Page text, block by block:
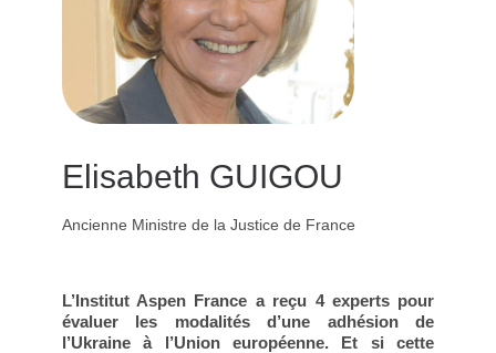
Elisabeth GUIGOU
Ancienne Ministre de la Justice de France
L’Institut Aspen France a reçu 4 experts pour
évaluer les modalités d’une adhésion de
l’Ukraine à l’Union européenne. Et si cette